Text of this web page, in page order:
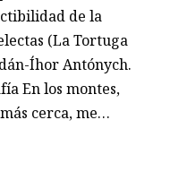
de la
(La Tortuga
Íhor Antónych.
En los montes,
cerca, me…